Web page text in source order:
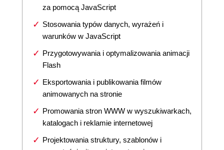
za pomocą JavaScript
Stosowania typów danych, wyrażeń i
warunków w JavaScript
Przygotowywania i optymalizowania animacji
Flash
Eksportowania i publikowania filmów
animowanych na stronie
Promowania stron WWW w wyszukiwarkach,
katalogach i reklamie internetowej
Projektowania struktury, szablonów i